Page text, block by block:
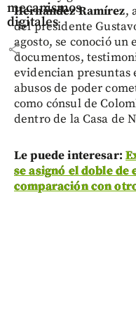
mecanismos
digitales
share
Hernández Ramírez,
del presidente
agosto, se conoció
documentos,
evidencian presuntas
abusos de poder
como cónsul de
dentro de la Casa de
Le puede interesar:
se asignó el doble de
comparación con